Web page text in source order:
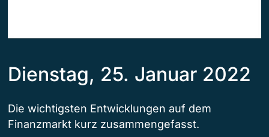
Dienstag, 25. Januar 2022
Die wichtigsten Entwicklungen auf dem
Finanzmarkt kurz zusammengefasst.